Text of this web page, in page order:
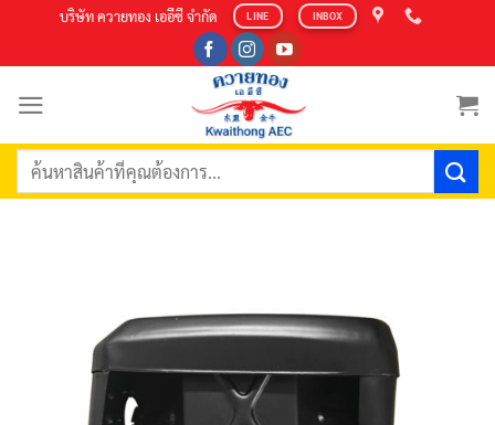
content
บริษัท ควายทอง เออีซี จำกัด LINE INBOX
ค้นหา: